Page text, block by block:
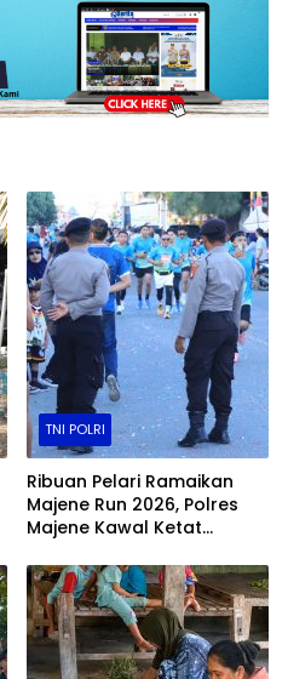
TNI POLRI
Ribuan Pelari Ramaikan
Majene Run 2026, Polres
Majene Kawal Ketat